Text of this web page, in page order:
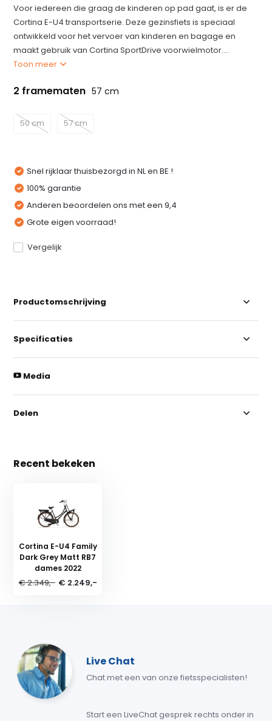
Voor iedereen die graag de kinderen op pad gaat, is er de
Cortina E-U4 transportserie. Deze gezinsfiets is speciaal
ontwikkeld voor het vervoer van kinderen en bagage en
maakt gebruik van Cortina SportDrive voorwielmotor....
Toon meer
2 framematen 57 cm
50 cm 57 cm
Snel rijklaar thuisbezorgd in NL en BE !
100% garantie
Anderen beoordelen ons met een 9,4
Grote eigen voorraad!
Vergelijk
Productomschrijving
Specificaties
Media
Delen
Recent bekeken
Cortina E-U4 Family
Dark Grey Matt RB7
dames 2022
€ 2.349,- € 2.249,-
Live Chat
Chat met een van onze fietsspecialisten!
Start een LiveChat gesprek rechts onder in